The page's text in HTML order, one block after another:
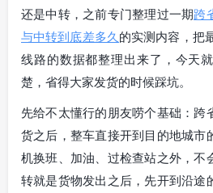
还是中转，之前专门整理过一期跨
与中转到底差多久的实测内容，把
线路的数据都整理出来了，今天
楚，省得大家发货的时候踩坑。
先给不太懂行的朋友唠个基础：跨
货之后，整车直接开到目的地城市
机换班、加油、过检查站之外，不
转就是货物发出之后，先开到沿途